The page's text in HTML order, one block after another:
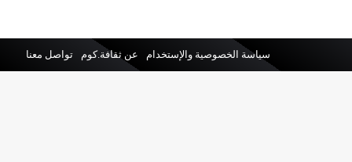
سياسة الخصوصية والإستخدام عن ثقافة.كوم تواصل معنا